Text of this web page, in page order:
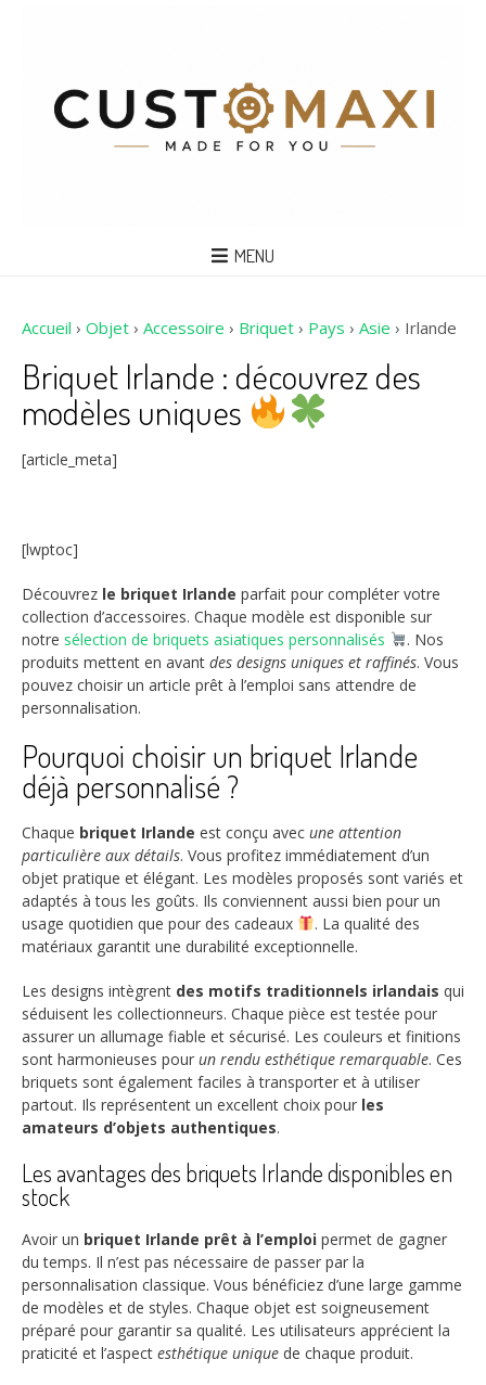
MENU
Accueil › Objet › Accessoire › Briquet › Pays › Asie › Irlande
Briquet Irlande : découvrez des
modèles uniques
[article_meta]
[lwptoc]
Découvrez le briquet Irlande parfait pour compléter votre
collection d’accessoires. Chaque modèle est disponible sur
notre sélection de briquets asiatiques personnalisés
. Nos
produits mettent en avant des designs uniques et raffinés. Vous
pouvez choisir un article prêt à l’emploi sans attendre de
personnalisation.
Pourquoi choisir un briquet Irlande
déjà personnalisé ?
Chaque briquet Irlande est conçu avec une attention
particulière aux détails. Vous profitez immédiatement d’un
objet pratique et élégant. Les modèles proposés sont variés et
adaptés à tous les goûts. Ils conviennent aussi bien pour un
usage quotidien que pour des cadeaux
. La qualité des
matériaux garantit une durabilité exceptionnelle.
Les designs intègrent des motifs traditionnels irlandais qui
séduisent les collectionneurs. Chaque pièce est testée pour
assurer un allumage fiable et sécurisé. Les couleurs et finitions
sont harmonieuses pour un rendu esthétique remarquable. Ces
briquets sont également faciles à transporter et à utiliser
partout. Ils représentent un excellent choix pour les
amateurs d’objets authentiques.
Les avantages des briquets Irlande disponibles en
stock
Avoir un briquet Irlande prêt à l’emploi permet de gagner
du temps. Il n’est pas nécessaire de passer par la
personnalisation classique. Vous bénéficiez d’une large gamme
de modèles et de styles. Chaque objet est soigneusement
préparé pour garantir sa qualité. Les utilisateurs apprécient la
praticité et l’aspect esthétique unique de chaque produit.